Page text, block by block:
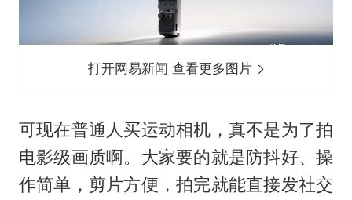
打开网易新闻 查看更多图片
可现在普通人买运动相机，真不是为了拍
电影级画质啊。大家要的就是防抖好、操
作简单，剪片方便，拍完就能直接发社交